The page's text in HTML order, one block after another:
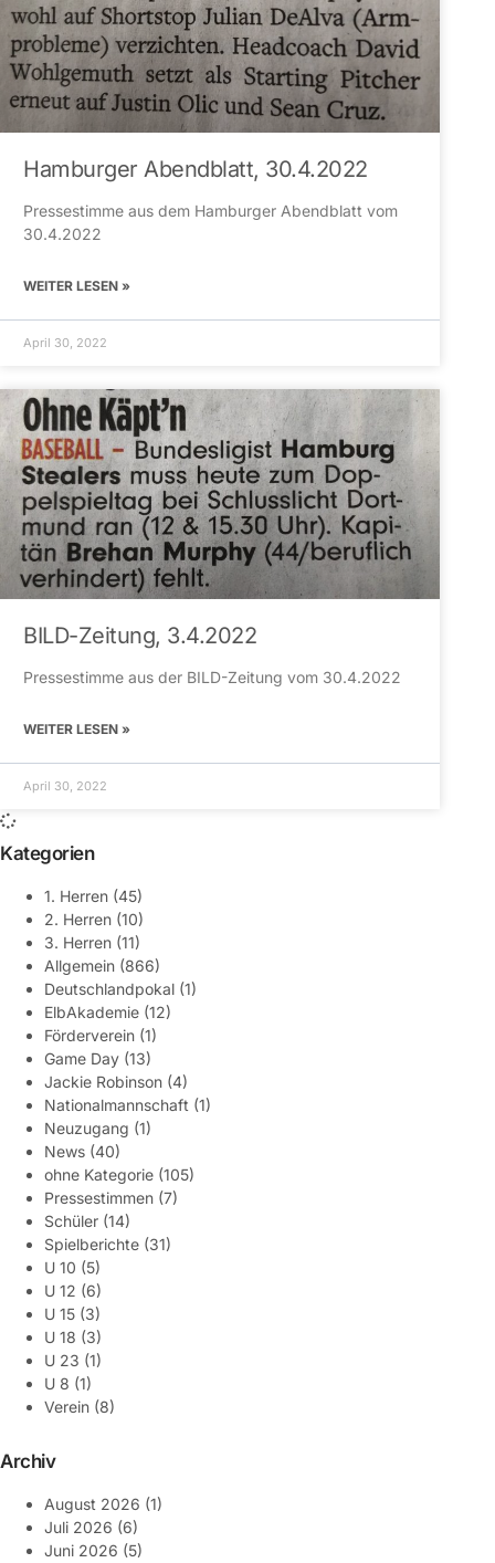
Hamburger Abendblatt, 30.4.2022
Pressestimme aus dem Hamburger Abendblatt vom
30.4.2022
WEITER LESEN »
April 30, 2022
BILD-Zeitung, 3.4.2022
Pressestimme aus der BILD-Zeitung vom 30.4.2022
WEITER LESEN »
April 30, 2022
Kategorien
1. Herren (45)
2. Herren (10)
3. Herren (11)
Allgemein (866)
Deutschlandpokal (1)
ElbAkademie (12)
Förderverein (1)
Game Day (13)
Jackie Robinson (4)
Nationalmannschaft (1)
Neuzugang (1)
News (40)
ohne Kategorie (105)
Pressestimmen (7)
Schüler (14)
Spielberichte (31)
U 10 (5)
U 12 (6)
U 15 (3)
U 18 (3)
U 23 (1)
U 8 (1)
Verein (8)
Archiv
August 2026 (1)
Juli 2026 (6)
Juni 2026 (5)